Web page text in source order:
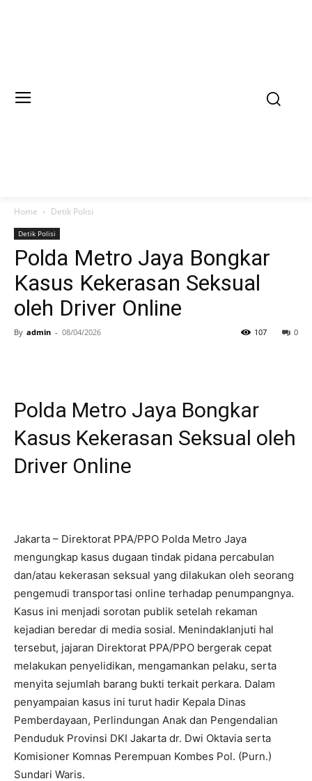
Home Detik Polisi
Detik Polisi
Polda Metro Jaya Bongkar
Kasus Kekerasan Seksual
oleh Driver Online
By admin - 08/04/2026 0
107
Polda Metro Jaya Bongkar
Kasus Kekerasan Seksual oleh
Driver Online
Jakarta – Direktorat PPA/PPO Polda Metro Jaya
mengungkap kasus dugaan tindak pidana percabulan
dan/atau kekerasan seksual yang dilakukan oleh seorang
pengemudi transportasi online terhadap penumpangnya.
Kasus ini menjadi sorotan publik setelah rekaman
kejadian beredar di media sosial. Menindaklanjuti hal
tersebut, jajaran Direktorat PPA/PPO bergerak cepat
melakukan penyelidikan, mengamankan pelaku, serta
menyita sejumlah barang bukti terkait perkara. Dalam
penyampaian kasus ini turut hadir Kepala Dinas
Pemberdayaan, Perlindungan Anak dan Pengendalian
Penduduk Provinsi DKI Jakarta dr. Dwi Oktavia serta
Komisioner Komnas Perempuan Kombes Pol. (Purn.)
Sundari Waris.